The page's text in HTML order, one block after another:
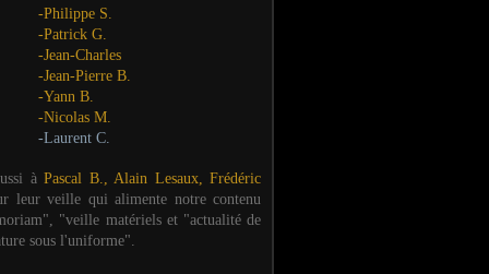
-Philippe S.
-Patrick G.
-Jean-Charles
-Jean-Pierre B.
-Yann B.
-Nicolas M.
-Laurent C.
àPascal B., Alain Lesaux, Frédéric
leur veille qui alimente notre contenu
"veille matériels et "actualité de
sous l'uniforme".